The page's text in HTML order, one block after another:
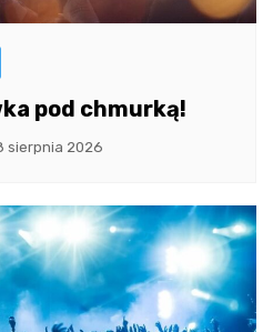
pod chmurką!
sierpnia 2026